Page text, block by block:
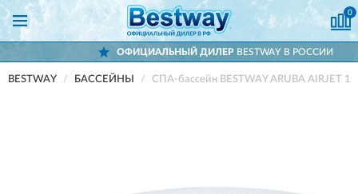
0
ОФИЦИАЛЬНЫЙ ДИЛЕРBESTWAY В РОССИИ
BESTWAY БАССЕЙНЫ СПА-бассейн BESTWAY ARUBA AIRJET